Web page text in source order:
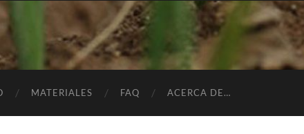
MATERIALES FAQ ACERCA DE…